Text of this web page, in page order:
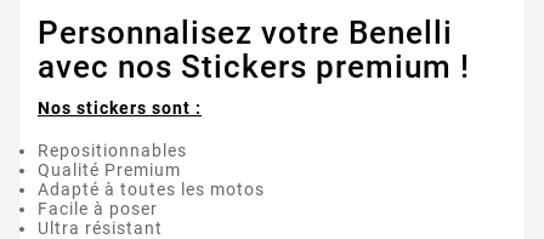
Personnalisez votre Benelli
avec nos Stickers premium !
Nos stickers sont :
Repositionnables
Qualité Premium
Adapté à toutes les motos
Facile à poser
Ultra résistant